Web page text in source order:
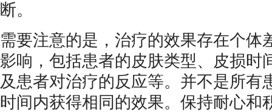
断。
需要注意的是，治疗的效果存在个体
影响，包括患者的皮肤类型、皮损时
及患者对治疗的反应等。并不是所有
时间内获得相同的效果。保持耐心和